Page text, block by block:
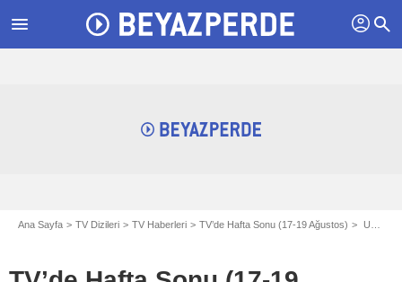
menu profil search
Ana Sayfa TV Dizileri TV Haberleri TV’de Hafta Sonu (17-19 Ağustos) Umut Dalgaları